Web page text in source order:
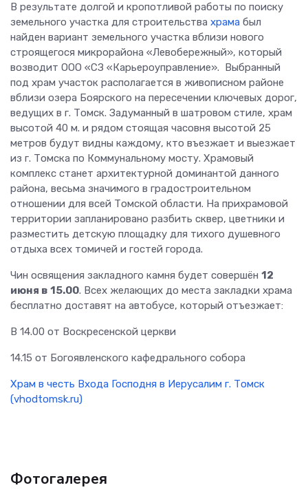
В результате долгой и кропотливой работы по поиску
земельного участка для строительства храма был
найден вариант земельного участка вблизи нового
строящегося микрорайона «Левобережный», который
возводит ООО «СЗ «Карьероуправление». Выбранный
под храм участок располагается в живописном районе
вблизи озера Боярского на пересечении ключевых дорог,
ведущих в г. Томск. Задуманный в шатровом стиле, храм
высотой 40 м. и рядом стоящая часовня высотой 25
метров будут видны каждому, кто въезжает и выезжает
из г. Томска по Коммунальному мосту. Храмовый
комплекс станет архитектурной доминантой данного
района, весьма значимого в градостроительном
отношении для всей Томской области. На прихрамовой
территории запланировано разбить сквер, цветники и
разместить детскую площадку для тихого душевного
отдыха всех томичей и гостей города.
Чин освящения закладного камня будет совершён 12
июня в 15.00. Всех желающих до места закладки храма
бесплатно доставят на автобусе, который отъезжает:
В 14.00 от Воскресенской церкви
14.15 от Богоявленского кафедрального собора
Храм в честь Входа Господня в Иерусалим г. Томск
(vhodtomsk.ru)
Фотогалерея